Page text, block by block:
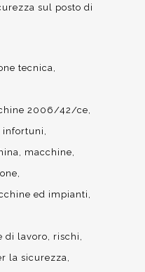
sul posto di
tecnica
2006/42/ce
infortuni
macchine
ed impianti
di lavoro
rischi
la sicurezza